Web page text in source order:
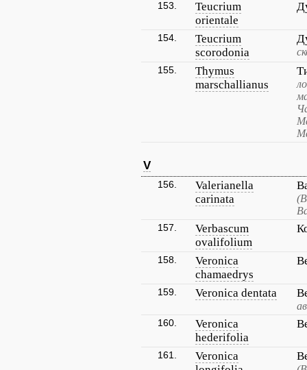
153.
Teucrium
orientale
154.
Teucrium
scorodonia
155.
Thymus
marschallianus
V
156.
Valerianella
carinata
157.
Verbascum
ovalifolium
158.
Veronica
chamaedrys
159. Veronica dentata
160.
Veronica
hederifolia
161.
Veronica